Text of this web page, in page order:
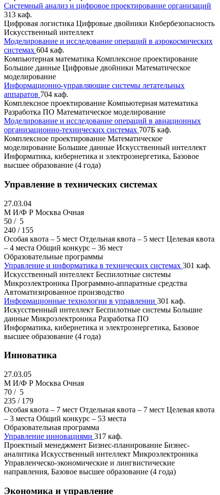
Системный анализ и цифровое проектирование организаций
313 каф.
Цифровая логистика Цифровые двойники Кибербезопасность
Искусственный интеллект
Моделирование и исследование операций в аэрокосмических
системах 604 каф.
Компьютерная математика Комплексное проектирование
Большие данные Цифровые двойники Математическое
моделирование
Информационно-управляющие системы летательных
аппаратов 704 каф.
Комплексное проектирование Компьютерная математика
Разработка ПО Математическое моделирование
Моделирование и исследование операций в авиационных
организационно-технических системах 707Б каф.
Комплексное проектирование Математическое
моделирование Большие данные Искусственный интеллект
Информатика, кибернетика и электроэнергетика, Базовое
высшее образование (4 года)
Управление в технических системах
27.03.04
M И/Ф Р Москва Очная
50 / 5
240 / 155
Особая квота – 5 мест Отдельная квота – 5 мест Целевая квота
– 4 места Общий конкурс – 36 мест
Образовательные программы
Управление и информатика в технических системах 301 каф.
Искусственный интеллект Беспилотные системы
Микроэлектроника Программно-аппаратные средства
Автоматизированное производство
Информационные технологии в управлении 301 каф.
Искусственный интеллект Беспилотные системы Большие
данные Микроэлектроника Разработка ПО
Информатика, кибернетика и электроэнергетика, Базовое
высшее образование (4 года)
Инноватика
27.03.05
M И/Ф Р Москва Очная
70 / 5
235 / 179
Особая квота – 7 мест Отдельная квота – 7 мест Целевая квота
– 3 места Общий конкурс – 53 места
Образовательная программа
Управление инновациями 317 каф.
Проектный менеджмент Бизнес-планирование Бизнес-
аналитика Искусственный интеллект Микроэлектроника
Управленческо-экономические и лингвистические
направления, Базовое высшее образование (4 года)
Экономика и управление